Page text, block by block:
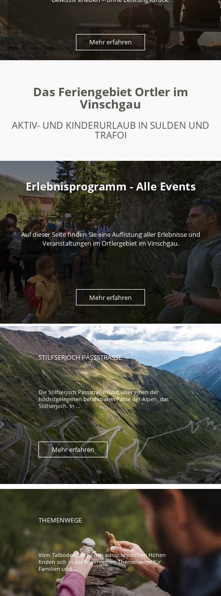
Mehr erfahren
Das Feriengebiet Ortler im
Vinschgau
AKTIV- UND KINDERURLAUB IN SULDEN UND
TRAFOI
Erlebnisprogramm - Alle Events
Auf dieser Seite finden Sie eine Auflistung aller Erlebnisse und
Veranstaltungen im Ortlergebiet im Vinschgau.
Mehr erfahren
STILFSERJOCH PASSSTRASSE
Die Stilfserjoch Passstraße führt über einen der
höchstgelegenen befahrbaren Pässe der Alpen, das
Stilfserjoch. In ...
Mehr erfahren
THEMENWEGE
Vom Talboden bis zu den aussichtsreichen Höhen
finden sich in der Ferienregion Themenwege für
Familien und ...